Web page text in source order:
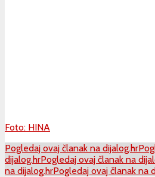
Foto: HINA
Pogledaj ovaj članak na dijalog.hr
dijalog.hrPogledaj ovaj članak na
na dijalog.hrPogledaj ovaj članak na